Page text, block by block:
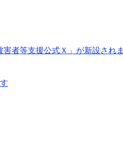
等支援公式Ｘ」が新設されま